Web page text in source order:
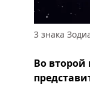
3 знака
Во второй